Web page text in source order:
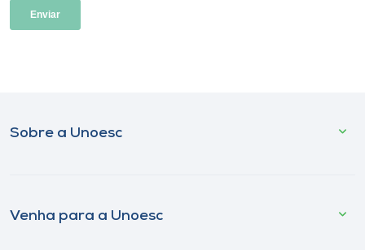
Sobre a Unoesc
Venha para a Unoesc